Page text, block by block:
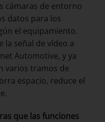
cámaras de entorno
datos para los
el equipamiento.
la señal de vídeo a
Automotive, y ya
varios tramos de
espacio, reduce el
que las funciones